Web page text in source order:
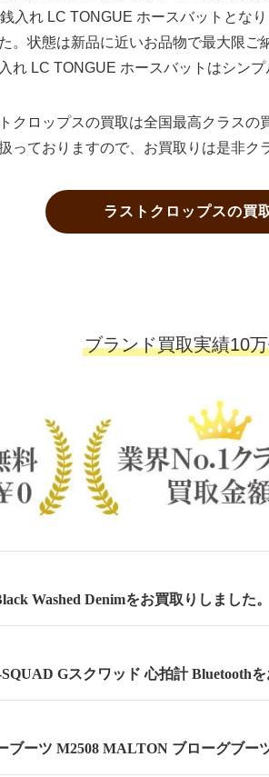
入れ LC TONGUE ホースバットとな
。状態は新品に近いお品物で最大限
れ LC TONGUE ホースバットはシン
クロップスの買取は全国最高クラス
っておりますので、お買取りは是非ク
ラストクロップスの買
ブランド買取実績10
Washed Denimをお買取りしました。
Gスクワッド 心拍計 Bluetoothを
ブーツ M2508 MALTON ブローグブー